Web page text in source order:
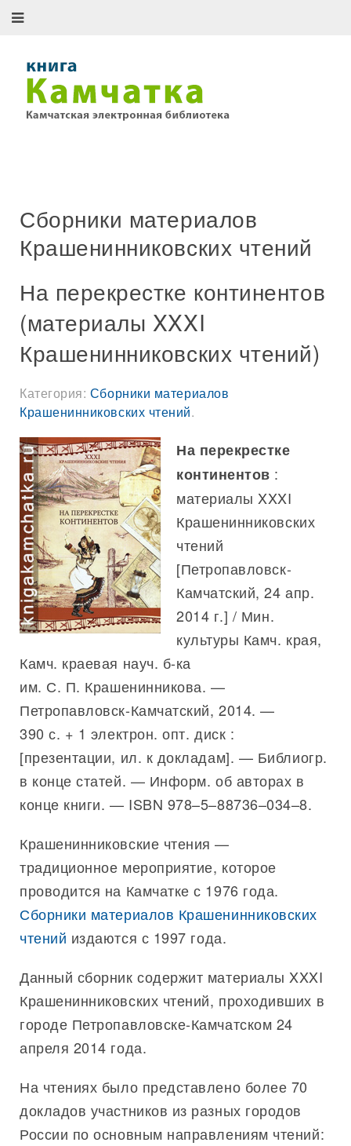
Сборники материалов
Крашенинниковских чтений
На перекрестке континентов
(материалы XXXI
Крашенинниковских чтений)
Категория: Сборники материалов
Крашенинниковских чтений.
На перекрестке
континентов :
материалы XXXI
Крашенинниковских
чтений
[Петропавловск-
Камчатский, 24 апр.
2014 г.] / Мин.
культуры Камч. края,
Камч. краевая науч. б-ка
им. С. П. Крашенинникова. —
Петропавловск-Камчатский, 2014. —
390 с. + 1 электрон. опт. диск :
[презентации, ил. к докладам]. — Библиогр.
в конце статей. — Информ. об авторах в
конце книги. — ISBN 978–5–88736–034–8.
Крашенинниковские чтения —
традиционное мероприятие, которое
проводится на Камчатке с 1976 года.
Сборники материалов Крашенинниковских
чтений издаются с 1997 года.
Данный сборник содержит материалы XXXI
Крашенинниковских чтений, проходивших в
городе Петропавловске-Камчатском 24
апреля 2014 года.
На чтениях было представлено более 70
докладов участников из разных городов
России по основным направлениям чтений: